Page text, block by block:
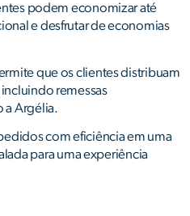
podem economizar até
e desfrutar de economias
que os clientes distribuam
remessas
a Argélia.
com eficiência em uma
para uma experiência